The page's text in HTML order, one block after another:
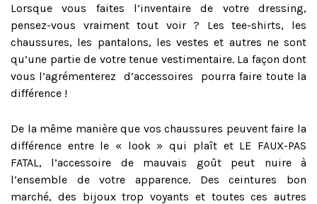
Lorsque vous faites l’inventaire de votre dressing,
pensez-vous vraiment tout voir ? Les tee-shirts, les
chaussures, les pantalons, les vestes et autres ne sont
qu’une partie de votre tenue vestimentaire. La façon dont
vous l’agrémenterez d’accessoires pourra faire toute la
différence !
De la même manière que vos chaussures peuvent faire la
différence entre le « look » qui plaît et LE FAUX-PAS
FATAL, l’accessoire de mauvais goût peut nuire à
l’ensemble de votre apparence. Des ceintures bon
marché, des bijoux trop voyants et toutes ces autres